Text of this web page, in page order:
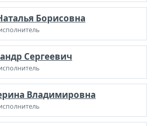
Борисовна
Сергеевич
Владимировна